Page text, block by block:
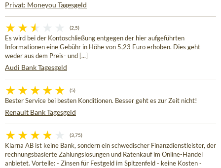
Privat: Moneyou Tagesgeld
(2,5)
Es wird bei der Kontoschließung entgegen der hier aufgeführten
Informationen eine Gebühr in Höhe von 5,23 Euro erhoben. Dies geht
weder aus dem Preis- und [...]
Audi Bank Tagesgeld
(5)
Bester Service bei besten Konditionen. Besser geht es zur Zeit nicht!
Renault Bank Tagesgeld
(3,75)
Klarna AB ist keine Bank, sondern ein schwedischer Finanzdienstleister, der
rechnungsbasierte Zahlungslösungen und Ratenkauf im Online-Handel
anbietet. Vorteile: - Zinsen für Festgeld im Spitzenfeld - keine Kosten -